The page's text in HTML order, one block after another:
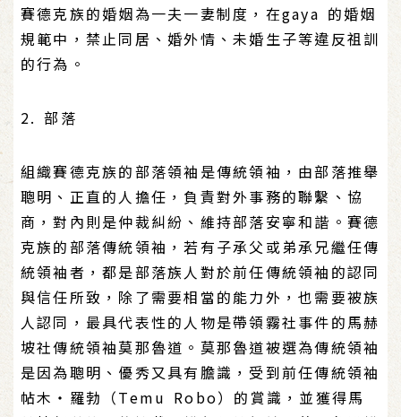
賽德克族的婚姻為一夫一妻制度，在gaya 的婚姻
規範中，禁止同居、婚外情、未婚生子等違反祖訓
的行為。
2. 部落
組織賽德克族的部落領袖是傳統領袖，由部落推舉
聰明、正直的人擔任，負責對外事務的聯繫、協
商，對內則是仲裁糾紛、維持部落安寧和諧。賽德
克族的部落傳統領袖，若有子承父或弟承兄繼任傳
統領袖者，都是部落族人對於前任傳統領袖的認同
與信任所致，除了需要相當的能力外，也需要被族
人認同，最具代表性的人物是帶領霧社事件的馬赫
坡社傳統領袖莫那魯道。莫那魯道被選為傳統領袖
是因為聰明、優秀又具有膽識，受到前任傳統領袖
帖木‧羅勃（Temu Robo）的賞識，並獲得馬